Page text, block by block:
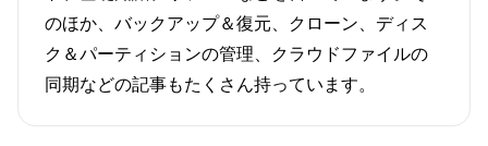
のほか、バックアップ＆復元、クローン、ディス
ク＆パーティションの管理、クラウドファイルの
同期などの記事もたくさん持っています。